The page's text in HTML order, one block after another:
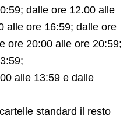
dalle ore 12.00 alle
alle ore 16:59; dalle ore
ore 20:00 alle ore 20:59;
alle 13:59 e dalle
standard il resto